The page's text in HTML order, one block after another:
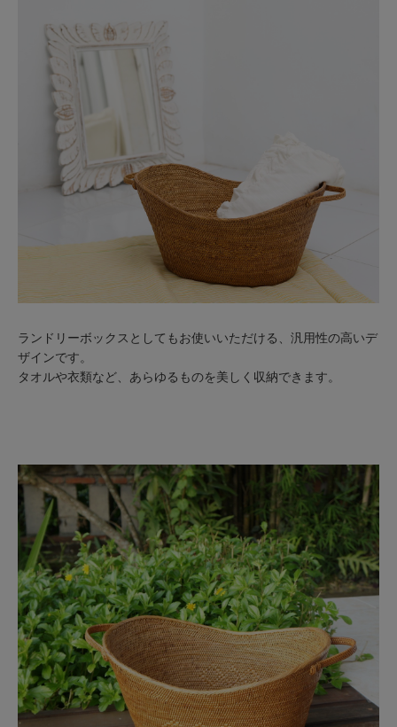
ランドリーボックスとしてもお使いいただける、汎用性の高いデ
ザインです。
タオルや衣類など、あらゆるものを美しく収納できます。